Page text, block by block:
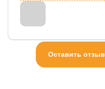
Оставить отзыв